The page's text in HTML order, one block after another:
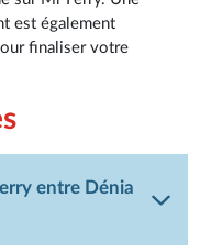
est également
finaliser votre
entre Dénia